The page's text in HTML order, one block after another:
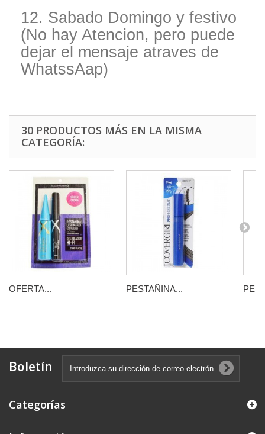
12. Sabado Domingo y festivo
(No hay Atencion, pero puede
dejar el mensaje atraves de
WhatssAap)
30 PRODUCTOS MÁS EN LA MISMA
CATEGORÍA:
OFERTA... PESTAÑINA...
Boletín
Categorías